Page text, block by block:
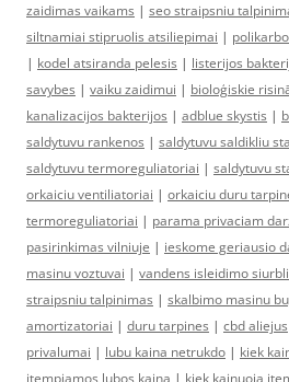
zaidimas vaikams | seo straipsniu
siltnamiai stipruolis atsiliepimai |
| kodel atsiranda pelesis | listerijos
savybes | vaiku zaidimui | bioloģiskie
kanalizacijos bakterijos | adblue skystis |
saldytuvu rankenos | saldytuvu saldikliu
saldytuvu termoreguliatoriai | saldytuvu
orkaiciu ventiliatoriai | orkaiciu duru
termoreguliatoriai | parama privaciam
pasirinkimas vilniuje | ieskome geriausio
masinu voztuvai | vandens isleidimo
straipsniu talpinimas | skalbimo masinu
amortizatoriai | duru tarpines | cbd aliejus
privalumai | lubu kaina netrukdo | kiek
itempiamos lubos kaina | kiek kainuoja